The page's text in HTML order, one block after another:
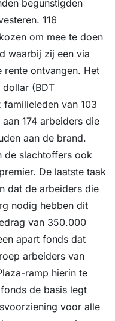
begunstigden
116
om mee te doen
waarbij zij een via
rente ontvangen. Het
dollar (BDT
van 103
174 arbeiders die
aan de brand.
de slachtoffers ook
De laatste taak
dat de arbeiders die
nodig hebben dit
van 350.000
apart fonds dat
arbeiders van
ramp hierin te
de basis legt
voor alle